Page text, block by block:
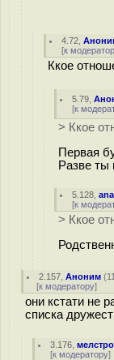
4.72 ,
[к
Ккое
5.79 ,
[к
> Ккое
Первая
Разве ты
5.128 ,
[к
> Ккое
2.157 ,Аноним (
[к модератору]
они кстати не
списка
3.176 ,
[к модератору]